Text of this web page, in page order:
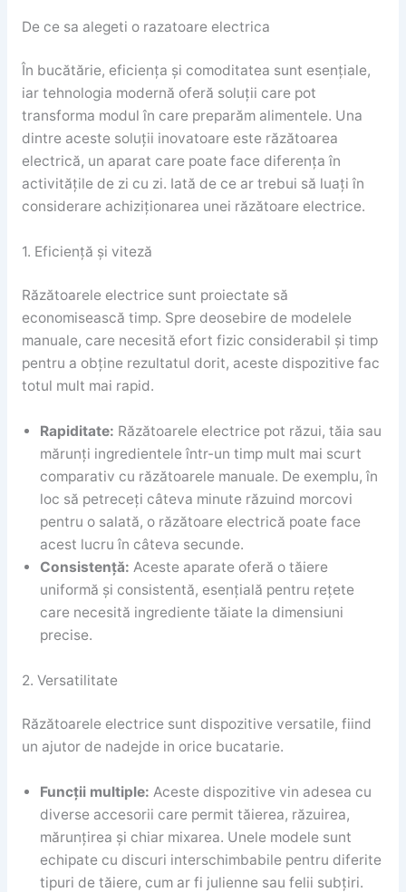
De ce sa alegeti o razatoare electrica
În bucătărie, eficiența și comoditatea sunt esențiale,
iar tehnologia modernă oferă soluții care pot
transforma modul în care preparăm alimentele. Una
dintre aceste soluții inovatoare este răzătoarea
electrică, un aparat care poate face diferența în
activitățile de zi cu zi. Iată de ce ar trebui să luați în
considerare achiziționarea unei răzătoare electrice.
1. Eficiență și viteză
Răzătoarele electrice sunt proiectate să
economisească timp. Spre deosebire de modelele
manuale, care necesită efort fizic considerabil și timp
pentru a obține rezultatul dorit, aceste dispozitive fac
totul mult mai rapid.
Rapiditate: Răzătoarele electrice pot răzui, tăia sau
mărunți ingredientele într-un timp mult mai scurt
comparativ cu răzătoarele manuale. De exemplu, în
loc să petreceți câteva minute răzuind morcovi
pentru o salată, o răzătoare electrică poate face
acest lucru în câteva secunde.
Consistență: Aceste aparate oferă o tăiere
uniformă și consistentă, esențială pentru rețete
care necesită ingrediente tăiate la dimensiuni
precise.
2. Versatilitate
Răzătoarele electrice sunt dispozitive versatile, fiind
un ajutor de nadejde in orice bucatarie.
Funcții multiple: Aceste dispozitive vin adesea cu
diverse accesorii care permit tăierea, răzuirea,
mărunțirea și chiar mixarea. Unele modele sunt
echipate cu discuri interschimbabile pentru diferite
tipuri de tăiere, cum ar fi julienne sau felii subțiri.